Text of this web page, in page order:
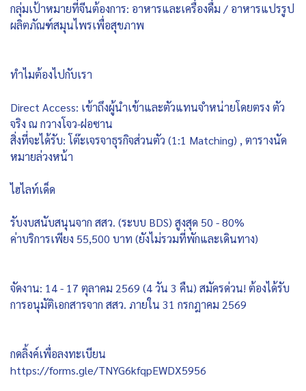
กลุ่มเป้าหมายที่จีนต้องการ: อาหารและเครื่องดื่ม / อาหารแปรรูป
ผลิตภัณฑ์สมุนไพรเพื่อสุขภาพ
ทำไมต้องไปกับเรา
Direct Access: เข้าถึงผู้นำเข้าและตัวแทนจำหน่ายโดยตรง ตัว
จริง ณ กวางโจว-ฝอซาน
สิ่งที่จะได้รับ: โต๊ะเจรจาธุรกิจส่วนตัว (1:1 Matching) , ตารางนัด
หมายล่วงหน้า
ไฮไลท์เด็ด
รับงบสนับสนุนจาก สสว. (ระบบ BDS) สูงสุด 50 - 80%
ค่าบริการเพียง 55,500 บาท (ยังไม่รวมที่พักและเดินทาง)
จัดงาน: 14 - 17 ตุลาคม 2569 (4 วัน 3 คืน) สมัครด่วน! ต้องได้รับ
การอนุมัติเอกสารจาก สสว. ภายใน 31 กรกฎาคม 2569
กดลิ้งค์เพื่อลงทะเบียน
https://forms.gle/TNYG6kfqpEWDX5956